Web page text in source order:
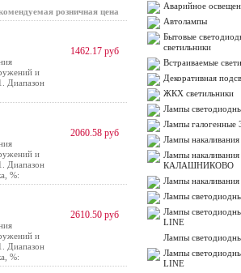
розничная цена
и
Диапазон
1462.17 руб
и
Диапазон
%:
2060.58 руб
и
Диапазон
%:
2610.50 руб
Аварийное
Автолампы
Бытовые
светильники
Встраиваемые
Декоративная
ЖКХ светильники
Лампы
Лампы галогенные
Лампы
Лампы накаливания
КАЛАШНИКОВО
Лампы
Лампы
Лампы
LINE
Лампы
Лампы
LINE